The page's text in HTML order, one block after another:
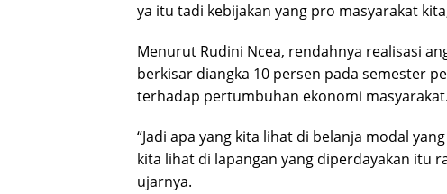
ya itu tadi kebijakan yang pro masyarakat
Menurut Rudini Ncea, rendahnya realisasi
berkisar diangka 10 persen pada semester
terhadap pertumbuhan ekonomi masyarakat.
“Jadi apa yang kita lihat di belanja modal
kita lihat di lapangan yang diperdayakan itu
ujarnya.